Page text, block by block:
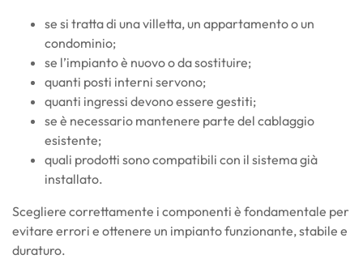
se si tratta di una villetta, un appartamento o un
condominio;
se l’impianto è nuovo o da sostituire;
quanti posti interni servono;
quanti ingressi devono essere gestiti;
se è necessario mantenere parte del cablaggio
esistente;
quali prodotti sono compatibili con il sistema già
installato.
Scegliere correttamente i componenti è fondamentale per
evitare errori e ottenere un impianto funzionante, stabile e
duraturo.